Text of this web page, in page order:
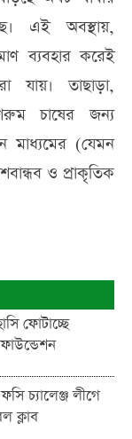
এই অবস্থায়,
ব্যবহার করেই
যায়। তাছাড়া,
চাষের জন্য
মাধ্যমের (যেমন
ও প্রাকৃতিক
ফোটাচ্ছে
চ্যালেঞ্জ লীগে
ক্লাব